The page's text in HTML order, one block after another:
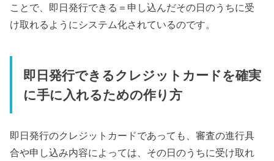
ことで、即日発行できる＝申し込んだその日のうちに受
け取れるようにシステム化されているのです。
即日発行できるクレジットカードを確実
に手に入れるための作り方
即日発行のクレジットカードであっても、審査の進行具
合や申し込み内容によっては、その日のうちに受け取れ